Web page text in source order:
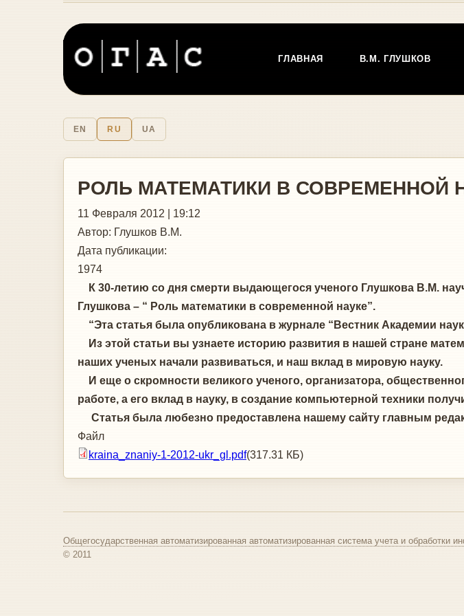
ГЛАВНАЯ В.М. ГЛУШКОВ
EN RU UA
РОЛЬ МАТЕМАТИКИ В СОВРЕМЕННОЙ
11 Февраля 2012 | 19:12
Автор: Глушков В.М.
Дата публикации:
1974
К 30-летию со дня смерти выдающегося ученого Глушкова В.М.
Глушкова – “ Роль математики в современной науке”.
“Эта статья была опубликована в журнале “Вестник Академии
Из этой статьи вы узнаете историю развития в нашей стране
наших ученых начали развиваться, и наш вклад в мировую науку.
И еще о скромности великого ученого, организатора,
работе, а его вклад в науку, в создание компьютерной техники
Статья была любезно предоставлена нашему сайту главным
Файл
kraina_znaniy-1-2012-ukr_gl.pdf(317.31 КБ)
Общегосударственная автоматизированная автоматизированная система учета и обработки
© 2011